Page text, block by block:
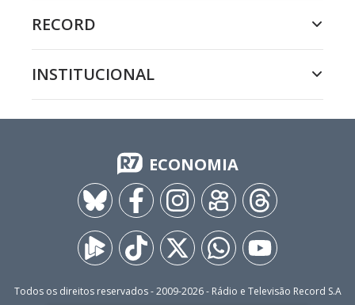
RECORD
INSTITUCIONAL
ECONOMIA
Todos os direitos reservados - 2009-2026- Rádio e Televisão Record S.A